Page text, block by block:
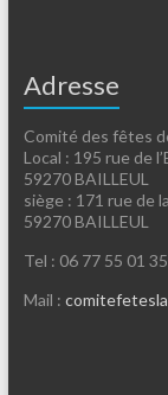
Adresse
Comité des fêtes
Local : 195 rue de
59270 BAILLEUL
siège : 171 rue de
59270 BAILLEUL
Tel : 06 77 55 01 35
Mail :